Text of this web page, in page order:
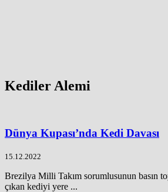
Kediler Alemi
Dünya Kupası’nda Kedi Davası
15.12.2022
Brezilya Milli Takım sorumlusunun basın
çıkan kediyi yere ...